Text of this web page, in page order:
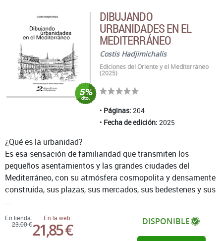
DIBUJANDO
URBANIDADES EN EL
MEDITERRÁNEO
Costis Hadjimichalis
Ediciones del Oriente y el Mediterráneo
(2025)
Páginas: 204
Fecha de edición: 2025
En tienda:
23,00 €
En la web:
21,85 € DISPONIBLE
¿Qué es la urbanidad?
Es esa sensación de familiaridad que transmiten los
pequeños asentamientos y las grandes ciudades del
Mediterráneo, con su atmósfera cosmopolita y densamente
construida, sus plazas, sus mercados, sus bedestenes y sus
...